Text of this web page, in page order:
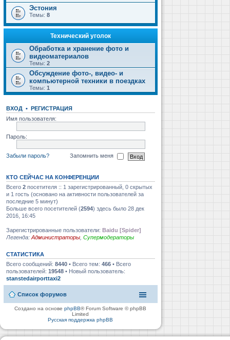
Эстония
Темы: 8
Технический уголок
Обработка и хранение фото и
видеоматериалов
Темы: 2
Обсуждение фото-, видео- и
компьютерной техники в поездках
Темы: 1
ВХОД • РЕГИСТРАЦИЯ
Имя пользователя:
Пароль:
Забыли пароль? Запомнить меня
КТО СЕЙЧАС НА КОНФЕРЕНЦИИ
Всего 2 посетителя :: 1 зарегистрированный, 0 скрытых
и 1 гость (основано на активности пользователей за
последние 5 минут)
Больше всего посетителей (2594) здесь было 28 дек
2016, 16:45
Зарегистрированные пользователи: Baidu [Spider]
Легенда: Администраторы Супермодераторы
СТАТИСТИКА
Всего сообщений: 8440 • Всего тем: 466 • Всего
пользователей: 19548 • Новый пользователь:
stanstedairporttaxi2
Список форумов
Создано на основеphpBB® Forum Software © phpBB
Limited
Русская поддержка phpBB